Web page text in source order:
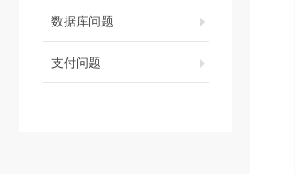
数据库问题
支付问题